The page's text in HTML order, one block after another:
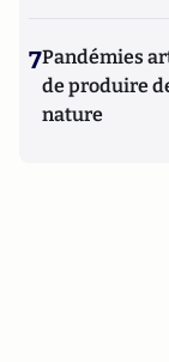
7Pandémies
de produire
nature